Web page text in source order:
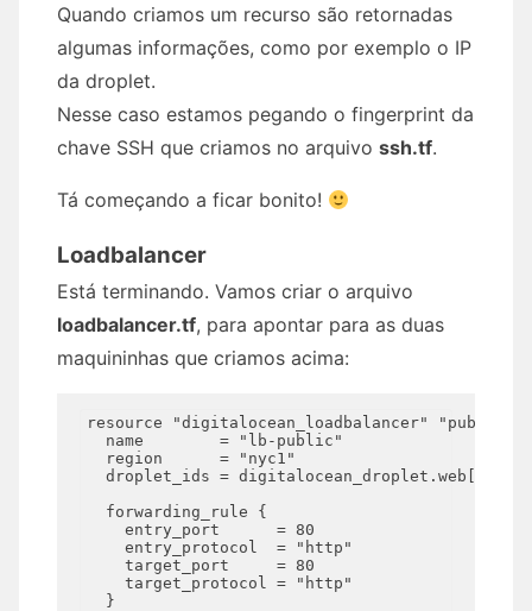
Quando criamos um recurso são retornadas
algumas informações, como por exemplo o IP
da droplet.
Nesse caso estamos pegando o fingerprint da
chave SSH que criamos no arquivo ssh.tf.
Tá começando a ficar bonito!
Loadbalancer
Está terminando. Vamos criar o arquivo
loadbalancer.tf, para apontar para as duas
maquininhas que criamos acima:
resource "digitalocean_loadbalancer" "public"
  name        = "lb-public"
  region      = "nyc1"
  droplet_ids = digitalocean_droplet.web[*].id
  forwarding_rule {
    entry_port      = 80
    entry_protocol  = "http"
    target_port     = 80
    target_protocol = "http"
  }